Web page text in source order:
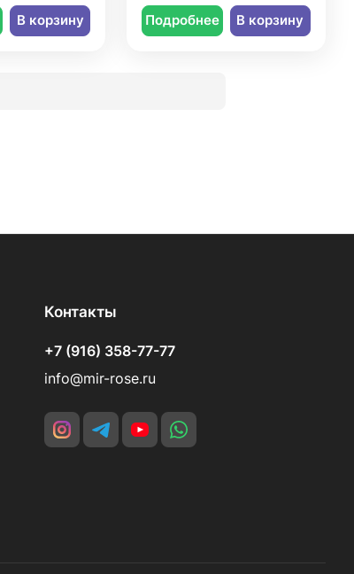
В корзину Подробнее В корзину
Контакты
+7 (916) 358-77-77
info@mir-rose.ru